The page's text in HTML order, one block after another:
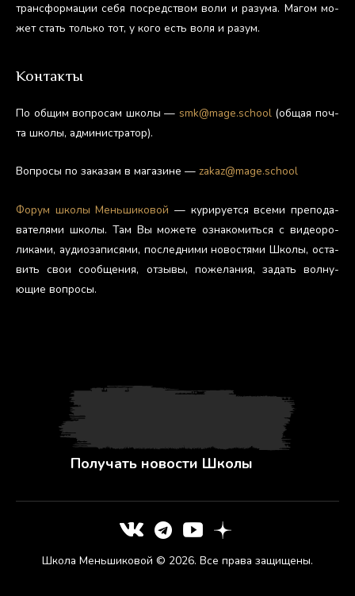
тран­сфор­ма­ции се­бя пос­редс­твом во­ли и ра­зума. Ма­гом мо­
жет стать толь­ко тот, у ко­го есть во­ля и ра­зум.
Контакты
По об­щим воп­ро­сам шко­лы — smk@mage.school(об­щая поч­
та шко­лы, ад­ми­нис­тра­тор).
Воп­ро­сы по за­казам в ма­гази­не — zakaz@mage.school
Фо­рум шко­лы Мень­ши­ковой — ку­риру­ет­ся все­ми пре­пода­
вате­лями шко­лы. Там Вы мо­жете оз­на­комить­ся с ви­де­оро­
лика­ми, а­уди­оза­пися­ми, пос­ледни­ми но­вос­тя­ми Шко­лы, ос­та­
вить свои со­об­ще­ния, от­зы­вы, по­жела­ния, за­дать вол­ну­
ющие воп­ро­сы.
Получать новости Школы
Школа Меньшиковой © 2026. Все права защищены.